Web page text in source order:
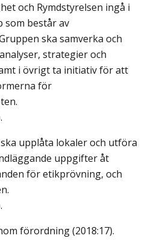
och Rymdstyrelsen ingå i
som består av
ska samverka och
strategier och
i övrigt ta initiativ för att
för
upplåta lokaler och utföra
uppgifter åt
för etikprövning, och
förordning (2018:17).